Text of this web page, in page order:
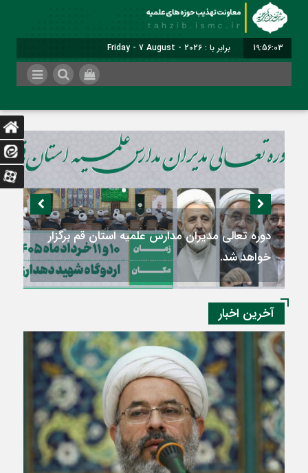
19:56:05 برابر با : Friday - 7 August - 2026
دومین اجلاسیه سالانه «راهنمایان تهذیبی و تربیتی
مدارس علمیه کشور» برگزار می‌شود
آخرین اخبار